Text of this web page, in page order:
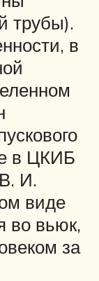
трубы).
в
в ЦКИБ
И.
виде
во вьюк,
за